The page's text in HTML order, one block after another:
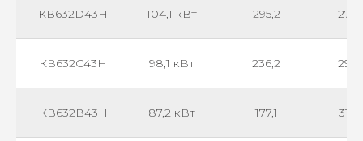
КВ632D43Н 104,1 кВт 295,2
КВ632С43Н 98,1 кВт 236,2
КВ632В43Н 87,2 кВт 177,1